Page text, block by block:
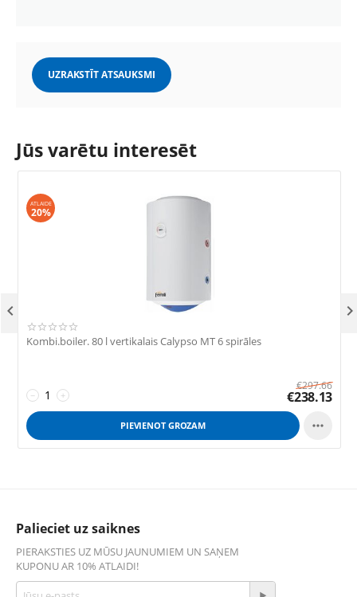
UZRAKSTĪT ATSAUKSMI
Jūs varētu interesēt
ATLAIDE
20%
Kombi.boiler. 80 l vertikalais Calypso MT 6 spirāles
+
−
€297.66
€238.13
PIEVIENOT GROZAM 

Palieciet uz saiknes
PIERAKSTIES UZ MŪSU JAUNUMIEM UN SAŅEM
KUPONU AR 10% ATLAIDI!